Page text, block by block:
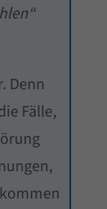
Denn
Fälle,